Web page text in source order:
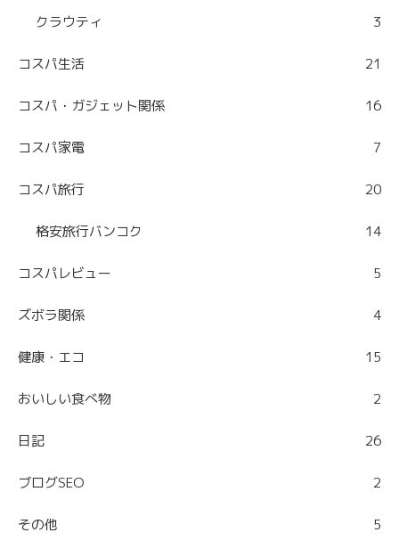
クラウティ 3
コスパ生活 21
コスパ・ガジェット関係 16
コスパ家電 7
コスパ旅行 20
格安旅行バンコク 14
コスパレビュー 5
ズボラ関係 4
健康・エコ 15
おいしい食べ物 2
日記 26
ブログSEO 2
その他 5